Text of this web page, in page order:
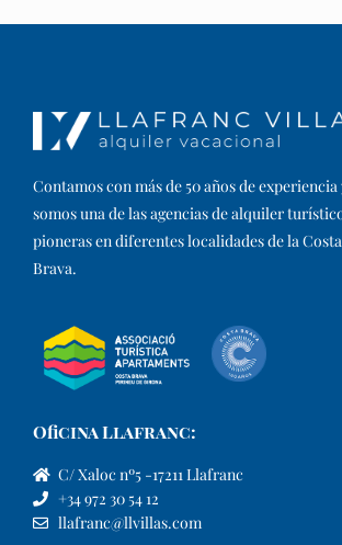
Contamos con más de 50 años de experiencia
somos una de las agencias de alquiler
pioneras en diferentes localidades de la Costa
Brava.​
Oficina Llafranc:
C/ Xaloc nº5 -17211 Llafranc
+34 972 30 54 12
llafranc@llvillas.com